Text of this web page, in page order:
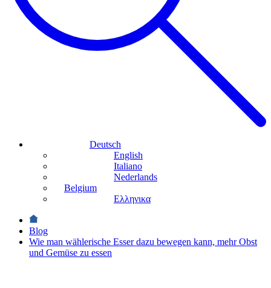
Deutsch
English
Italiano
Nederlands
Belgium
Ελληνικα
Blog
Wie man wählerische Esser dazu bewegen kann, mehr Obst
und Gemüse zu essen